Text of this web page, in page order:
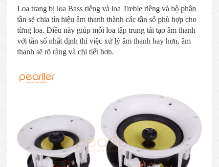
Loa trang bị loa Bass riêng và loa Treble riêng và bộ phân
tần sẽ chia tín hiệu âm thanh thành các tần số phù hợp cho
từng loa. Điều này giúp mỗi loa tập trung tái tạo âm thanh
với tần số nhất định thì việc xử lý âm thanh hay hơn, âm
thanh sẽ rõ ràng và chi tiết hơn.